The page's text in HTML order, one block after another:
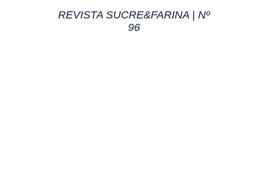
REVISTA SUCRE&FARINA | Nº
96